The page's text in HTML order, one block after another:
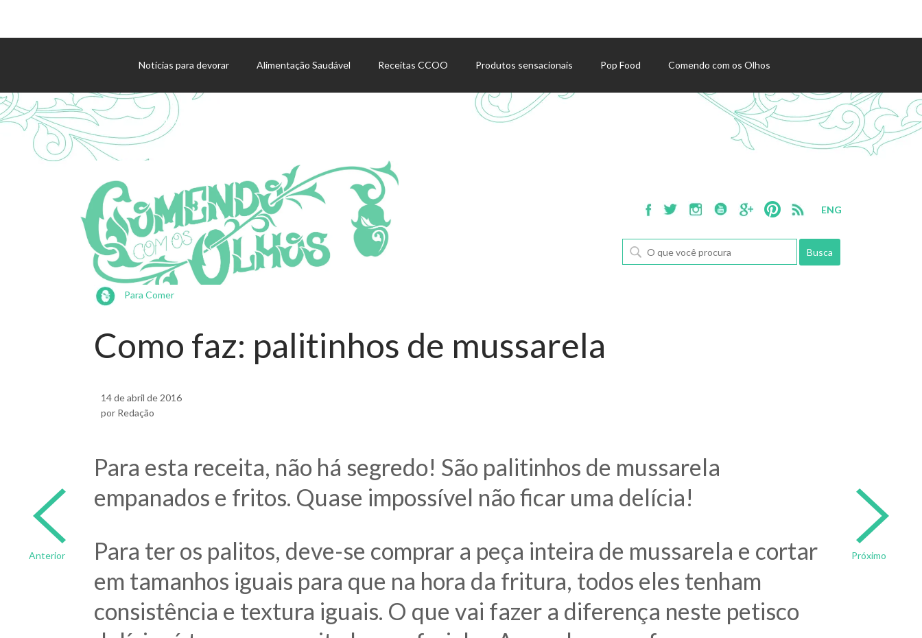
Notícias para devorar Alimentação Saudável Receitas CCOO Produtos sensacionais Pop Food Comendo com os Olhos
Agenda de eventos
ENG
Anterior Próximo
Para Comer
Como faz: palitinhos de mussarela
14 de abril de 2016
por Redação
Para esta receita, não há segredo! São palitinhos de mussarela
empanados e fritos. Quase impossível não ficar uma delícia!
Para ter os palitos, deve-se comprar a peça inteira de mussarela e cortar
em tamanhos iguais para que na hora da fritura, todos eles tenham
consistência e textura iguais. O que vai fazer a diferença neste petisco